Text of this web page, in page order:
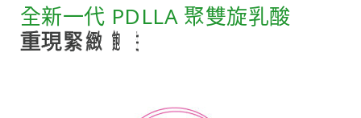
全新一代 PDLLA 聚雙旋乳酸
激活膠原 再 生
重現緊緻 飽 滿